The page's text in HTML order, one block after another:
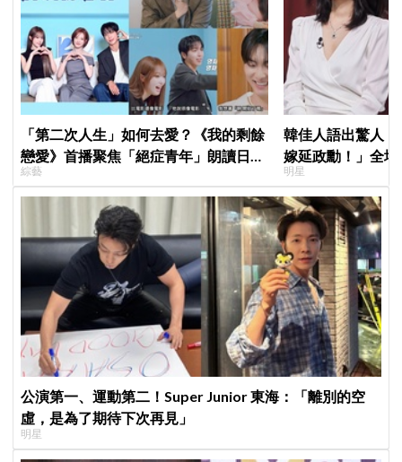
「第二次人生」如何去愛？《我的剩餘
戀愛》首播聚焦「絕症青年」朗讀日記
全場淚崩，初見面竟「撞見舊識」！
綜藝
韓佳人語出驚人
嫁延政勳！」全
實原因笑翻
明星
公演第一、運動第二！Super Junior 東海：「離別的空
虛，是為了期待下次再見」
明星